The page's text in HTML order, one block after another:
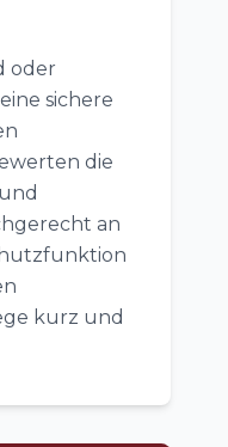
oder
sichere
die
an
kurz und